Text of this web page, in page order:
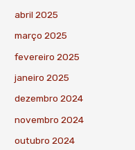
abril 2025
março 2025
fevereiro 2025
janeiro 2025
dezembro 2024
novembro 2024
outubro 2024